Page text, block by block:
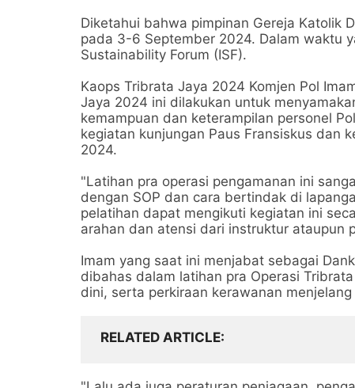
Diketahui bahwa pimpinan Gereja Katolik
pada 3-6 September 2024. Dalam waktu
Sustainability Forum (ISF).
Kaops Tribrata Jaya 2024 Komjen Pol
Jaya 2024 ini dilakukan untuk
kemampuan dan keterampilan personel
kegiatan kunjungan Paus Fransiskus dan
2024.
"Latihan pra operasi pengamanan ini
dengan SOP dan cara bertindak di
pelatihan dapat mengikuti kegiatan ini
arahan dan atensi dari instruktur ataupun
Imam yang saat ini menjabat sebagai
dibahas dalam latihan pra Operasi
dini, serta perkiraan kerawanan
RELATED ARTICLE